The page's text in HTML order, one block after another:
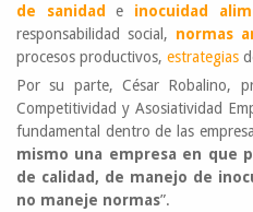
de sanidad e inocuidad
responsabilidad social, normas
procesos productivos, estrategias
Por su parte, César Robalino,
Competitividad y Asosiatividad
fundamental dentro de las
mismo una empresa en que
de calidad, de manejo de
no maneje normas”.